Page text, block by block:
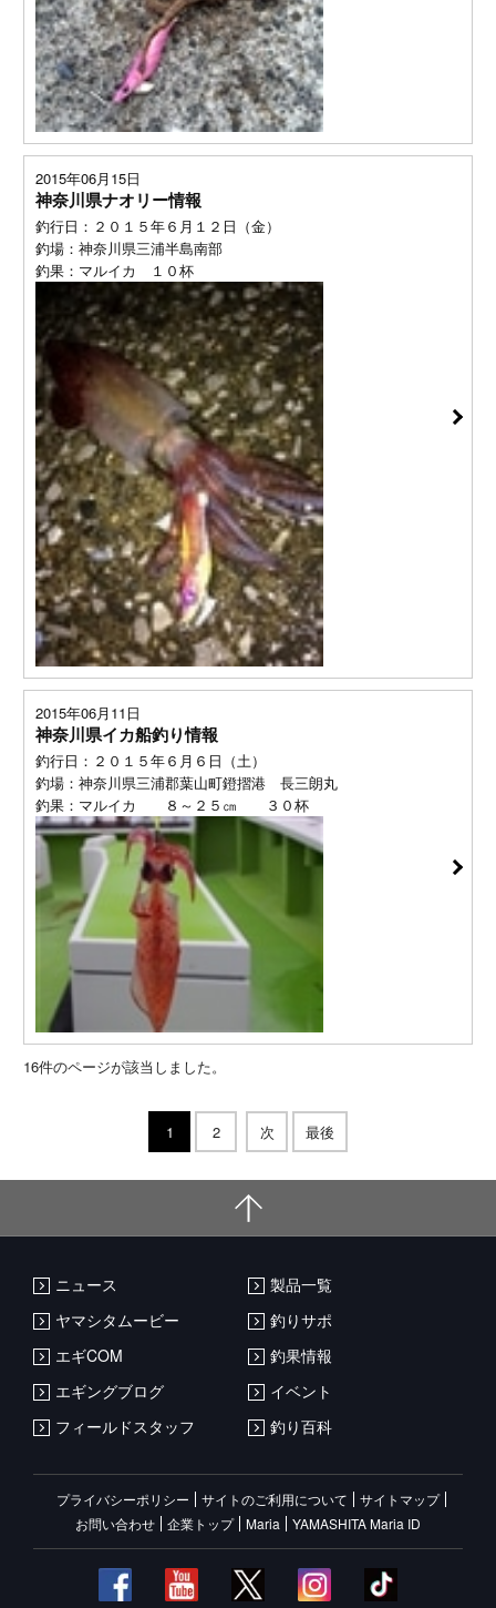
2015年06月15日
神奈川県ナオリー情報
釣行日：２０１５年６月１２日（金）
釣場：神奈川県三浦半島南部
釣果：マルイカ １０杯
2015年06月11日
神奈川県イカ船釣り情報
釣行日：２０１５年６月６日（土）
釣場：神奈川県三浦郡葉山町鐙摺港 長三朗丸
釣果：マルイカ ８～２５㎝ ３０杯
16件のページが該当しました。
1 2 次 最後
ニュース
製品一覧
ヤマシタムービー
釣りサポ
エギCOM
釣果情報
エギングブログ
イベント
フィールドスタッフ
釣り百科
プライバシーポリシー サイトのご利用について
サイトマップ
お問い合わせ
企業トップ Maria YAMASHITA Maria ID